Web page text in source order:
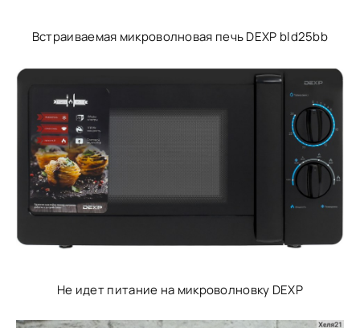
Встраиваемая микроволновая печь DEXP bld25bb
Не идет питание на микроволновку DEXP